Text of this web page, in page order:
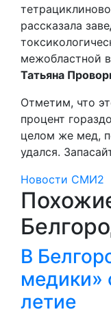
рассказала
межобластной
Татьяна
Отметим, что
процент
целом же мед,
удался.
Новости СМИ2
В
медики»
летие